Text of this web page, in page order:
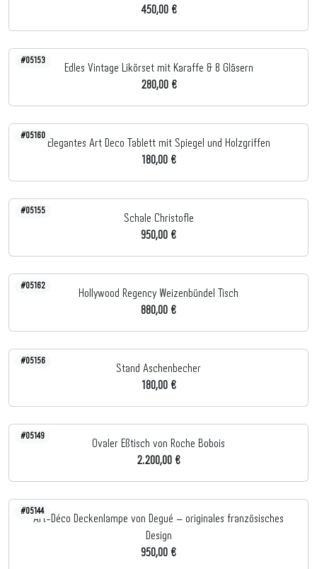
450,00 €
#05153
Edles Vintage Likörset mit Karaffe & 8 Gläsern
280,00 €
#05160
Elegantes Art Deco Tablett mit Spiegel und Holzgriffen
180,00 €
#05155
Schale Christofle
950,00 €
#05162
Hollywood Regency Weizenbündel Tisch
880,00 €
#05156
Stand Aschenbecher
180,00 €
#05149
Ovaler Eßtisch von Roche Bobois
2.200,00 €
#05144
Art-Déco Deckenlampe von Degué – originales französisches
Design
950,00 €